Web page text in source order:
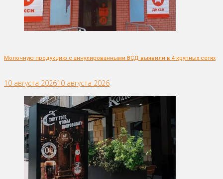
Молочную продукцию с аннулированными ВСД выявили в 4 крупных сетях
10 августа 202610 августа 2026